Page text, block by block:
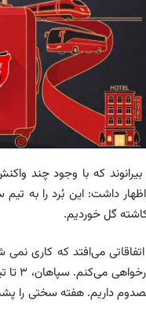
که با وجود چند
داشت: این بُرد را به
گل خوردیم.
می‌افتد که کاری